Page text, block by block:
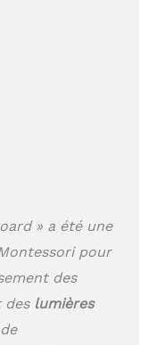
heures.
en
:
bois de
et équipé
LED
et colorées,
sûre et
aussi un
et durable
Idéal
à la
» a été une
pour
des
lumières